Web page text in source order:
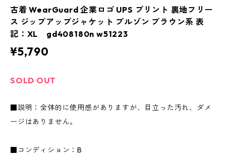
古着 WearGuard 企業ロゴ UPS プリント 裏地フリー
ス ジップアップジャケット ブルゾン ブラウン系 表
記：XL gd408180n w51223
¥5,790
SOLD OUT
■説明：全体的に使用感がありますが、目立った汚れ、ダメ
ージはありません。
■コンディション：B